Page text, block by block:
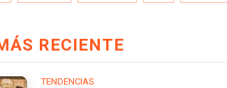
RECIENTE
TENDENCIAS